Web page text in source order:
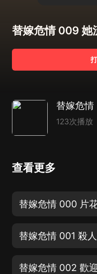
替嫁危情 009 她
替嫁危情
123次播放
查看更多
替嫁危情 000 片
替嫁危情 001 殺
替嫁危情 002 歡